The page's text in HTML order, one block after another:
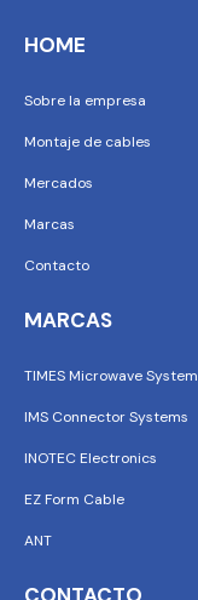
HOME
Sobre la empresa
Montaje de cables
Mercados
Marcas
Contacto
MARCAS
TIMES Microwave System
IMS Connector Systems
INOTEC Electronics
EZ Form Cable
ANT